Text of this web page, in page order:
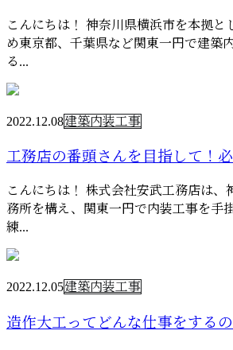
こんにちは！ 神奈川県横浜市を本拠と
め東京都、千葉県など関東一円で建築
る...
2022.12.08建築内装工事
工務店の番頭さんを目指して！
こんにちは！ 株式会社安武工務店は、
務所を構え、関東一円で内装工事を手
練...
2022.12.05建築内装工事
造作大工ってどんな仕事をするの